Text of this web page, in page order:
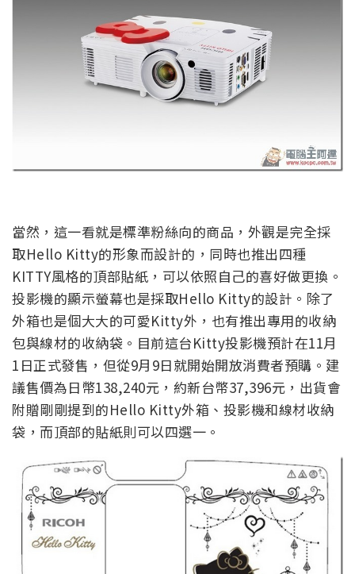
當然，這一看就是標準粉絲向的商品，外觀是完全採
取Hello Kitty的形象而設計的，同時也推出四種
KITTY風格的頂部貼紙，可以依照自己的喜好做更換。
投影機的顯示螢幕也是採取Hello Kitty的設計。除了
外箱也是個大大的可愛Kitty外，也有推出專用的收納
包與線材的收納袋。目前這台Kitty投影機預計在11月
1日正式發售，但從9月9日就開始開放消費者預購。建
議售價為日幣138,240元，約新台幣37,396元，出貨會
附贈剛剛提到的Hello Kitty外箱、投影機和線材收納
袋，而頂部的貼紙則可以四選一。